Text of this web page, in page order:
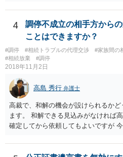
分けるかを決めるについてあかささ
(例えば、○○のときにお姉さんは亡く
産分割に関係ない(と思われる)いきさ
す(あくまで遺産分割に関係すること
4
調停不成立の相手方から
ことはできますか？
#調停 #相続トラブルの代理交渉 #家族間の
#相続放棄
#調停
2018年11月2日
高島 秀行 弁護士
高裁で、和解の機会が設けられるか
ます。 和解できる見込みがなければ
確定してから依頼してもよいですが